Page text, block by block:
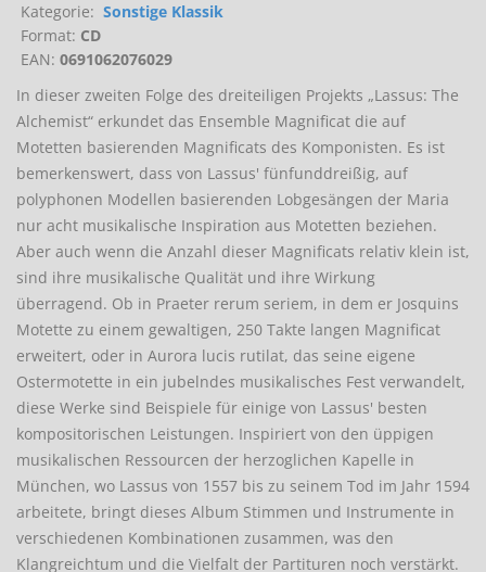
Kategorie: Sonstige Klassik
Format: CD
EAN: 0691062076029
In dieser zweiten Folge des dreiteiligen Projekts „Lassus: The
Alchemist“ erkundet das Ensemble Magnificat die auf
Motetten basierenden Magnificats des Komponisten. Es ist
bemerkenswert, dass von Lassus' fünfunddreißig, auf
polyphonen Modellen basierenden Lobgesängen der Maria
nur acht musikalische Inspiration aus Motetten beziehen.
Aber auch wenn die Anzahl dieser Magnificats relativ klein ist,
sind ihre musikalische Qualität und ihre Wirkung
überragend. Ob in Praeter rerum seriem, in dem er Josquins
Motette zu einem gewaltigen, 250 Takte langen Magnificat
erweitert, oder in Aurora lucis rutilat, das seine eigene
Ostermotette in ein jubelndes musikalisches Fest verwandelt,
diese Werke sind Beispiele für einige von Lassus' besten
kompositorischen Leistungen. Inspiriert von den üppigen
musikalischen Ressourcen der herzoglichen Kapelle in
München, wo Lassus von 1557 bis zu seinem Tod im Jahr 1594
arbeitete, bringt dieses Album Stimmen und Instrumente in
verschiedenen Kombinationen zusammen, was den
Klangreichtum und die Vielfalt der Partituren noch verstärkt.